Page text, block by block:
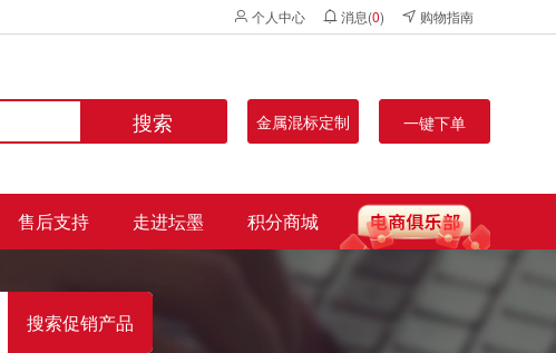
个人中心 消息(0) 购物指南
搜索 金属混标定制 一键下单
售后支持 走进坛墨 积分商城
搜索促销产品